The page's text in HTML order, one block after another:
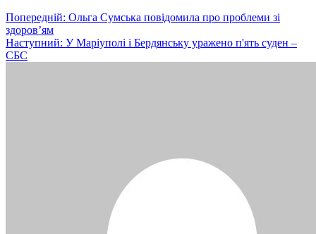
Навігація
записів
Попередній: Ольга Сумська повідомила про проблеми зі
здоров’ям
Наступний: У Маріуполі і Бердянську уражено п'ять суден –
СБС